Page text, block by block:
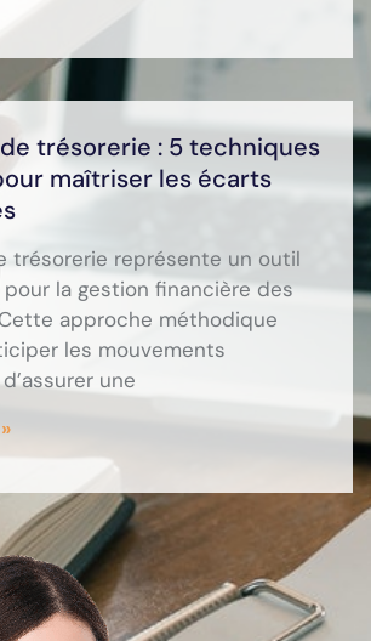
trésorerie : 5 techniques
maîtriser les écarts
trésorerie représente un outil
la gestion financière des
approche méthodique
les mouvements
une